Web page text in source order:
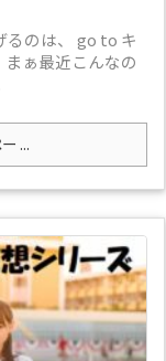
るのは、 go to キ
ぁ最近こんなの
...